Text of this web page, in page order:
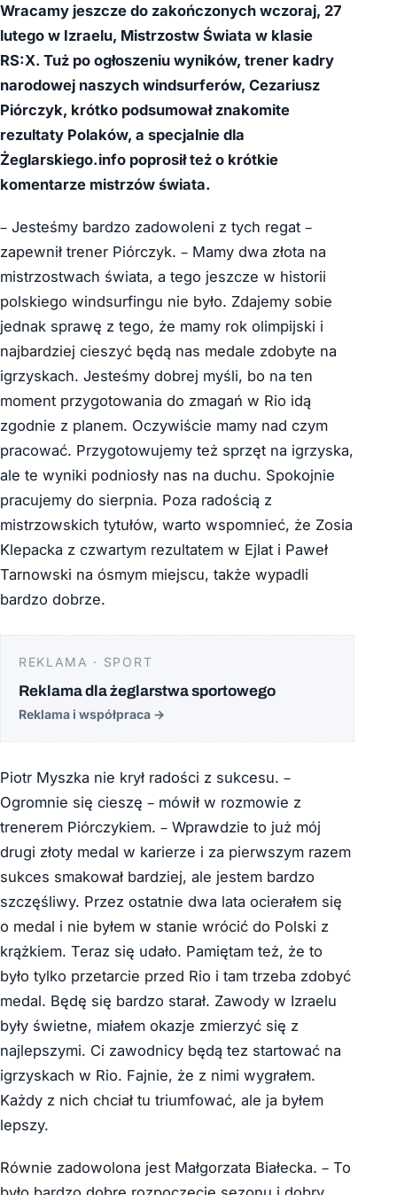
Wracamy jeszcze do zakończonych wczoraj, 27
lutego w Izraelu, Mistrzostw Świata w klasie
RS:X. Tuż po ogłoszeniu wyników, trener kadry
narodowej naszych windsurferów, Cezariusz
Piórczyk, krótko podsumował znakomite
rezultaty Polaków, a specjalnie dla
Żeglarskiego.info poprosił też o krótkie
komentarze mistrzów świata.
– Jesteśmy bardzo zadowoleni z tych regat –
zapewnił trener Piórczyk. – Mamy dwa złota na
mistrzostwach świata, a tego jeszcze w historii
polskiego windsurfingu nie było. Zdajemy sobie
jednak sprawę z tego, że mamy rok olimpijski i
najbardziej cieszyć będą nas medale zdobyte na
igrzyskach. Jesteśmy dobrej myśli, bo na ten
moment przygotowania do zmagań w Rio idą
zgodnie z planem. Oczywiście mamy nad czym
pracować. Przygotowujemy też sprzęt na igrzyska,
ale te wyniki podniosły nas na duchu. Spokojnie
pracujemy do sierpnia. Poza radością z
mistrzowskich tytułów, warto wspomnieć, że Zosia
Klepacka z czwartym rezultatem w Ejlat i Paweł
Tarnowski na ósmym miejscu, także wypadli
bardzo dobrze.
REKLAMA · SPORT
Reklama dla żeglarstwa sportowego
Reklama i współpraca →
Piotr Myszka nie krył radości z sukcesu. –
Ogromnie się cieszę – mówił w rozmowie z
trenerem Piórczykiem. – Wprawdzie to już mój
drugi złoty medal w karierze i za pierwszym razem
sukces smakował bardziej, ale jestem bardzo
szczęśliwy. Przez ostatnie dwa lata ocierałem się
o medal i nie byłem w stanie wrócić do Polski z
krążkiem. Teraz się udało. Pamiętam też, że to
było tylko przetarcie przed Rio i tam trzeba zdobyć
medal. Będę się bardzo starał. Zawody w Izraelu
były świetne, miałem okazje zmierzyć się z
najlepszymi. Ci zawodnicy będą tez startować na
igrzyskach w Rio. Fajnie, że z nimi wygrałem.
Każdy z nich chciał tu triumfować, ale ja byłem
lepszy.
Równie zadowolona jest Małgorzata Białecka. – To